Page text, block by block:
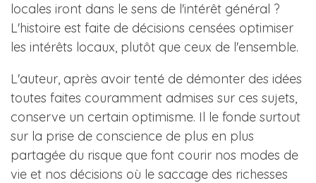
locales iront dans le sens de l'intérêt général ?
L'histoire est faite de décisions censées optimiser
les intérêts locaux, plutôt que ceux de l'ensemble.
L'auteur, après avoir tenté de démonter des idées
toutes faites couramment admises sur ces sujets,
conserve un certain optimisme. Il le fonde surtout
sur la prise de conscience de plus en plus
partagée du risque que font courir nos modes de
vie et nos décisions où le saccage des richesses